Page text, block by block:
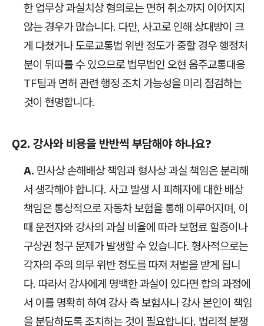
한 업무상 과실치상 혐의로는 면허 취소까지 이어지지
않는 경우가 많습니다. 다만, 사고로 인해 상대방이 크
게 다쳤거나 도로교통법 위반 정도가 중할 경우 행정처
분이 뒤따를 수 있으므로 법무법인 오현 음주교통대응
TF팀과 면허 관련 행정 조치 가능성을 미리 점검하는
것이 현명합니다.
Q2. 강사와 비용을 반반씩 부담해야 하나요?
A. 민사상 손해배상 책임과 형사상 과실 책임은 분리해
서 생각해야 합니다. 사고 발생 시 피해자에 대한 배상
책임은 통상적으로 자동차 보험을 통해 이루어지며, 이
때 운전자와 강사의 과실 비율에 따라 보험료 할증이나
구상권 청구 문제가 발생할 수 있습니다. 형사적으로는
각자의 주의 의무 위반 정도를 따져 처벌을 받게 됩니
다. 따라서 강사에게 명백한 과실이 있다면 합의 과정에
서 이를 명확히 하여 강사 측 보험사나 강사 본인이 책임
을 분담하도록 조치하는 것이 필요합니다. 법리적 분쟁